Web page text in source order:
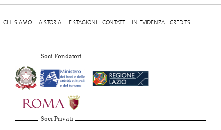
CHI SIAMO LA STORIA LE STAGIONI CONTATTI IN EVIDENZA CREDITS
Soci Fondatori
Soci Privati